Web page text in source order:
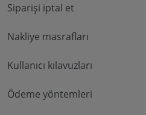
Siparişi iptal et
Nakliye masrafları
Kullanıcı kılavuzları
Ödeme yöntemleri